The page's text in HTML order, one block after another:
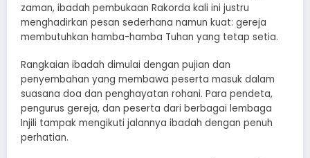
zaman, ibadah pembukaan Rakorda kali ini justru
menghadirkan pesan sederhana namun kuat: gereja
membutuhkan hamba-hamba Tuhan yang tetap setia.
Rangkaian ibadah dimulai dengan pujian dan
penyembahan yang membawa peserta masuk dalam
suasana doa dan penghayatan rohani. Para pendeta,
pengurus gereja, dan peserta dari berbagai lembaga
Injili tampak mengikuti jalannya ibadah dengan penuh
perhatian.